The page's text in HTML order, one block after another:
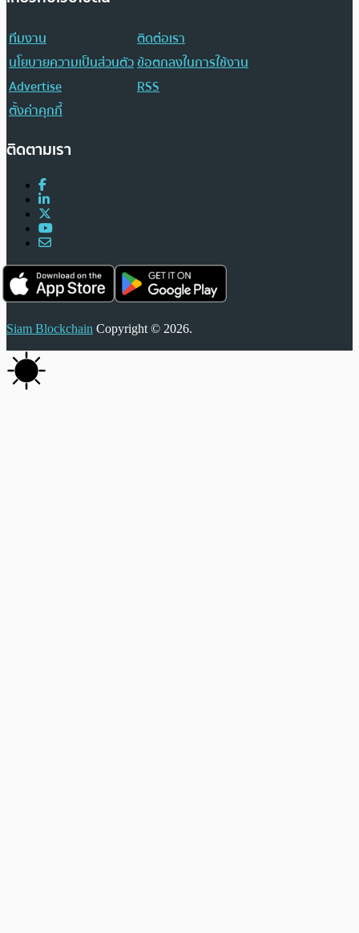
ทีมงาน
ติดต่อเรา
นโยบายความเป็นส่วนตัวข้อตกลงในการใช้งาน
Advertise
RSS
ตั้งค่าคุกกี้
ติดตามเรา
Siam Blockchain Copyright © 2026.